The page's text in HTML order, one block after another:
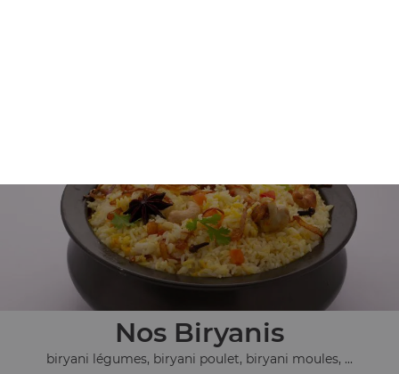
Nos Biryanis
biryani légumes, biryani poulet, biryani moules, ...